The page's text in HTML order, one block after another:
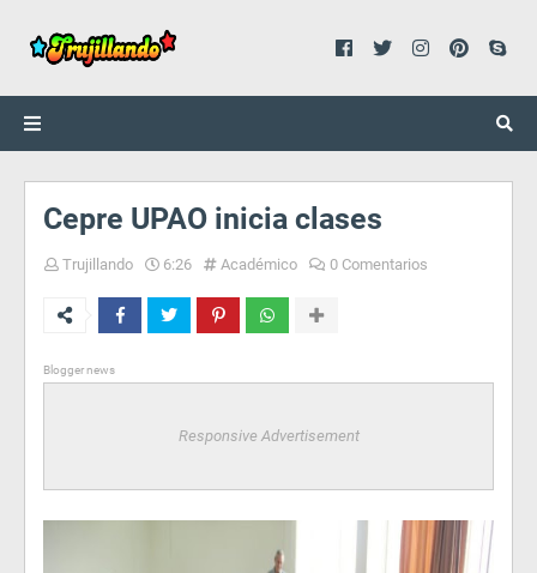
Cepre UPAO inicia clases
Trujillando 6:26 Académico 0 Comentarios
Blogger news
Responsive Advertisement